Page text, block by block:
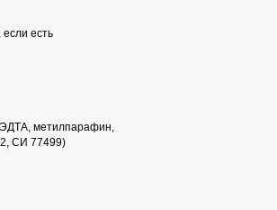
есть
ЭДТА, метилпарафин,
СИ 77499)